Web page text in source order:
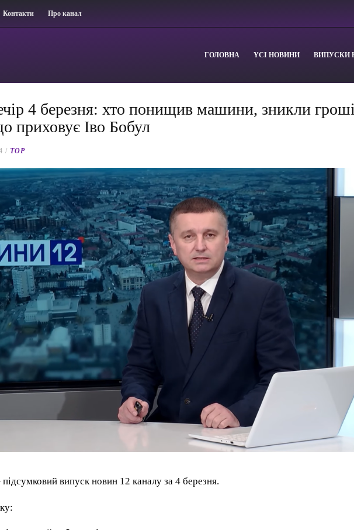
Контакти Про канал
ГОЛОВНА YСІ НОВИНИ ВИПУСКИ
4 березня: хто понищив машини, зникли гроші
приховує Іво Бобул
/ TOP
випуск новин 12 каналу за 4 березня.